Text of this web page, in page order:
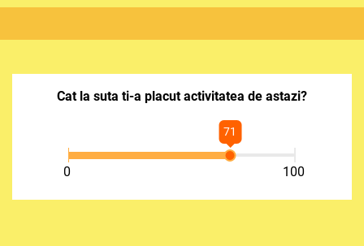
Cat la suta ti-a placut activitatea de astazi?
71
0 100